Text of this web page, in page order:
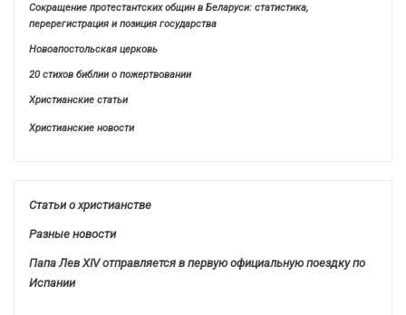
Сокращение протестантских общин в Беларуси: статистика,
перерегистрация и позиция государства
Новоапостольская церковь
20 стихов библии о пожертвовании
Христианские статьи
Христианские новости
Статьи о христианстве
Разные новости
Папа Лев XIV отправляется в первую официальную поездку по
Испании